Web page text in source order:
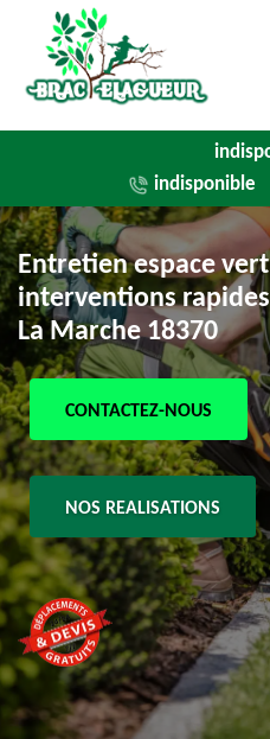
indisponible
Entretien espace
interventions
La Marche 18370
CONTACTEZ-NOUS
NOS REALISATIONS